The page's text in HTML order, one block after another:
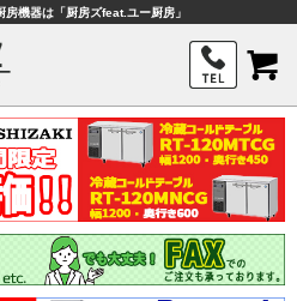
機器は「厨房ズfeat.ユー厨房」